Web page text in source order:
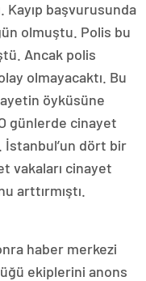
Kayıp başvurusunda
olmuştu. Polis bu
Ancak polis
olmayacaktı. Bu
öyküsüne
günlerde cinayet
İstanbul’un dört bir
vakaları cinayet
arttırmıştı.
haber merkezi
ekiplerini anons